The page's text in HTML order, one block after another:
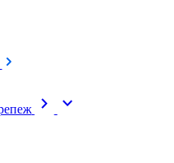
chevron_right expand_more